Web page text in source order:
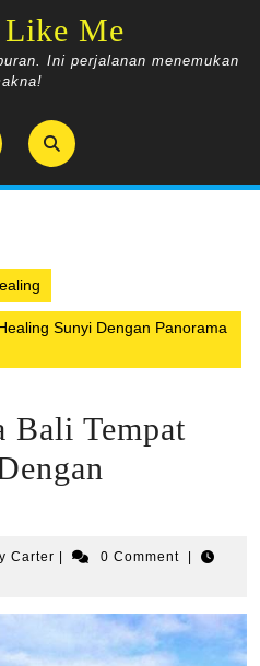
Like Me
Ini perjalanan menemukan
Open
Button
Sunyi Dengan Panorama
Bali Tempat
Carter Gary
0 Comment